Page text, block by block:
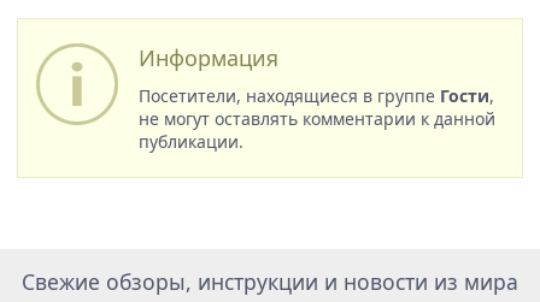
Информация
Посетители, находящиеся в группе Гости,
не могут оставлять комментарии к данной
публикации.
Свежие обзоры, инструкции и новости из мира